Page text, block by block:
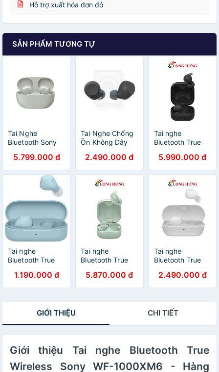
Hỗ trợ xuất hóa đơn đỏ
SẢN PHẨM TƯƠNG TỰ
Tai Nghe
Bluetooth Sony
(Pin 8h, Chống
Ồn Chủ Động) -
Hàng Chính Hãng
5.799.000 đ
Tai Nghe Chống
Ồn Không Dây
- Hàng Chính
Hãng
2.490.000 đ
Tai nghe
Bluetooth True
LinkBuds Open
WF-L910 - Hàng
chính hãng
5.990.000 đ
Tai nghe
Bluetooth True
WF-C510 - Hàng
chính hãng
1.190.000 đ
Tai nghe
Bluetooth True
LinkBuds Fit WF-
LS910N - Hàng
5.870.000 đ
Tai nghe
Bluetooth True
WF-C710N -
Hàng chính hãng
2.490.000 đ
GIỚI THIỆU CHI TIẾT
Giới thiệu Tai nghe Bluetooth True
Wireless Sony WF-1000XM6 - Hàng